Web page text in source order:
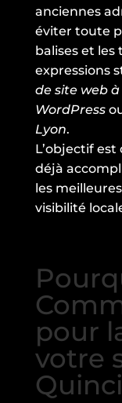
anciennes
éviter toute
balises et
expressions
de site web à
WordPress
Lyon.
L’objectif
déjà
les
visibilité
pour
votre